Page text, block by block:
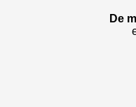
De